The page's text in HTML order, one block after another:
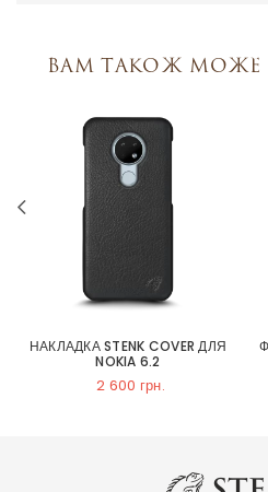
Вам також може
НАКЛАДКА STENK COVER ДЛЯ
NOKIA 6.2
2 600 грн.